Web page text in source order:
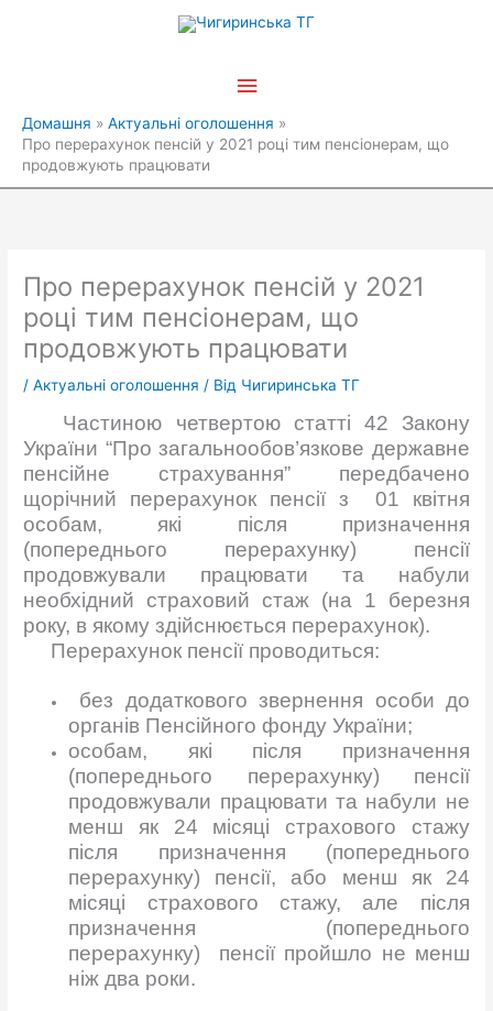
Головне
Домашня
Актуальні оголошення
Про перерахунок пенсій у 2021 році тим пенсіонерам, що
продовжують працювати
Про перерахунок пенсій у 2021
році тим пенсіонерам, що
продовжують працювати
/Актуальні оголошення / Від Чигиринська ТГ
Частиною четвертою статті 42 Закону
України “Про загальнообов’язкове державне
пенсійне страхування” передбачено
щорічний перерахунок пенсії з 01 квітня
особам, які після призначення
(попереднього перерахунку) пенсії
продовжували працювати та набули
необхідний страховий стаж (на 1 березня
року, в якому здійснюється перерахунок).
Перерахунок пенсії проводиться:
без додаткового звернення особи до
органів Пенсійного фонду України;
особам, які після призначення
(попереднього перерахунку) пенсії
продовжували працювати та набули не
менш як 24 місяці страхового стажу
після призначення (попереднього
перерахунку) пенсії, або менш як 24
місяці страхового стажу, але після
призначення (попереднього
перерахунку) пенсії пройшло не менш
ніж два роки.